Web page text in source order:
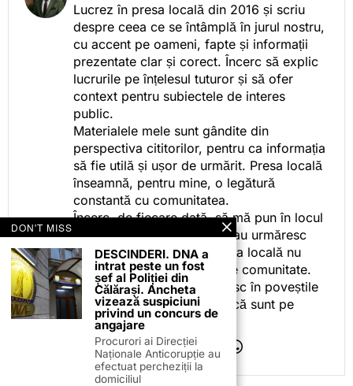
Lucrez în presa locală din 2016 și scriu
despre ceea ce se întâmplă în jurul nostru,
cu accent pe oameni, fapte și informații
prezentate clar și corect. Încerc să explic
lucrurile pe înțelesul tuturor și să ofer
context pentru subiectele de interes
public.
Materialele mele sunt gândite din
perspectiva cititorilor, pentru ca informația
să fie utilă și ușor de urmărit. Presa locală
înseamnă, pentru mine, o legătură
constantă cu comunitatea.
Încerc, de fiecare dată, să mă pun în locul
celor care citesc, privesc sau urmăresc
ceea ce fac. Pentru că presa locală nu
este despre mine, ci despre comunitate.
Iar dacă oamenii se regăsesc în poveștile
pe care le spun, înseamnă că sunt pe
drumul bun.
DON'T MISS
DESCINDERI. DNA a
intrat peste un fost
șef al Poliției din
Călărași. Ancheta
vizează suspiciuni
privind un concurs de
angajare
Procurori ai Direcției
Naționale Anticorupție au
efectuat percheziții la
domiciliul